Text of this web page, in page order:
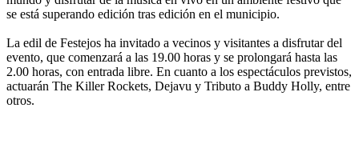
se está superando edición tras edición en el municipio.
La edil de Festejos ha invitado a vecinos y visitantes a disfrutar del
evento, que comenzará a las 19.00 horas y se prolongará hasta las
2.00 horas, con entrada libre. En cuanto a los espectáculos previstos,
actuarán The Killer Rockets, Dejavu y Tributo a Buddy Holly, entre
otros.